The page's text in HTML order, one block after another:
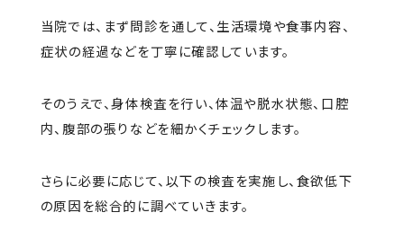
当院では、まず問診を通して、生活環境や食事内容、
症状の経過などを丁寧に確認しています。
そのうえで、身体検査を行い、体温や脱水状態、口腔
内、腹部の張りなどを細かくチェックします。
さらに必要に応じて、以下の検査を実施し、食欲低下
の原因を総合的に調べていきます。